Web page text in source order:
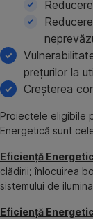
prețurilor la
Creșterea
Proiectele eligibile
Energetică sunt
Eficiență
clădirii; înlocuirea
sistemului de
Eficiență